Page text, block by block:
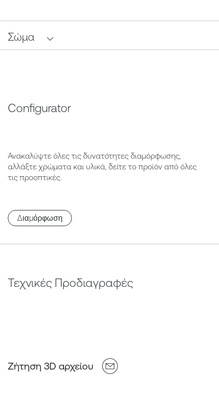
Σώμα
Configurator
Ανακαλύψτε όλες τις δυνατότητες διαμόρφωσης,
αλλάξτε χρώματα και υλικά, δείτε το προϊόν από όλες
τις προοπτικές.
Διαμόρφωση
Τεχνικές Προδιαγραφές
Ζήτηση 3D αρχείου